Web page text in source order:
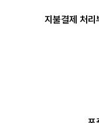
지불결제 처